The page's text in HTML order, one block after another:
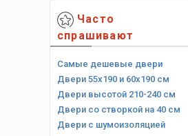
Часто
спрашивают
Самые дешевые двери
Двери 55х190 и 60х190 см
Двери высотой 210-240 см
Двери со створкой на 40 см
Двери с шумоизоляцией